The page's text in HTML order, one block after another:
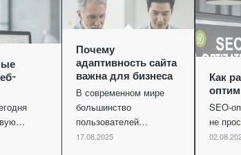
Почему
адаптивность сайта
важна для бизнеса
В современном мире
большинство
пользователей…
17.08.2025
Как
SEO-
не